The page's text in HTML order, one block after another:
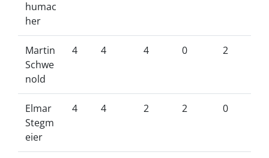
humac
her
Martin
Schwe
nold
4 4 4 0 2
Elmar
Stegm
eier
4 4 2 2 0